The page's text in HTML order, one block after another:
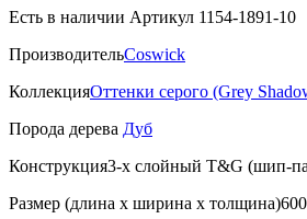
Есть в наличии Артикул 1154-1891-10
ПроизводительCoswick
КоллекцияОттенки серого (Grеy
Порода дерева Дуб
Конструкция3-х слойный T&G (шип-
Размер (длина х ширина х толщина)